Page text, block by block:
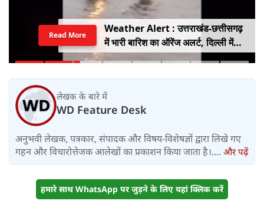
Weather Alert : उत्तराखंड-छत्तीसगढ़
में भारी बारिश का ऑरेंज अलर्ट, दिल्ली में
हल्की बारिश, जानें IMD का ताजा अपडेट
Read More
लेखक के बारे में
WD Feature Desk
अनुभवी लेखक, पत्रकार, संपादक और विषय-विशेषज्ञों द्वारा लिखे गए
गहन और विचारोत्तेजक आलेखों का प्रकाशन किया जाता है।.... और पढ़ें
हमारे साथ WhatsApp पर जुड़ने के लिए यहां क्लिक करें